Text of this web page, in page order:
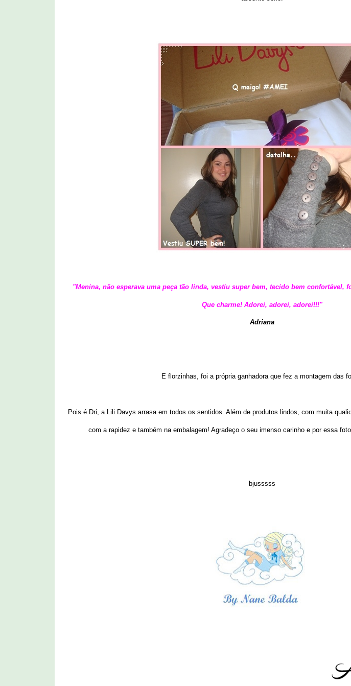
"Menina, não esperava uma peça tão linda, vestiu super bem, tecido bem confortável,
Que charme! Adorei, adorei, adorei!!!"
Adriana
E florzinhas, foi a própria ganhadora que fez a montagem das
Pois é Dri, a Lili Davys arrasa em todos os sentidos. Além de produtos lindos, com muita
com a rapidez e também na embalagem! Agradeço o seu imenso carinho e por essa
bjusssss